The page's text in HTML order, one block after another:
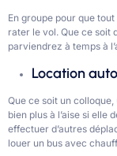
En groupe pour que
rater le vol. Que ce soit
parviendrez à temps à
Location
Que ce soit un
bien plus à l’aise si elle
effectuer d’autres
louer un bus avec